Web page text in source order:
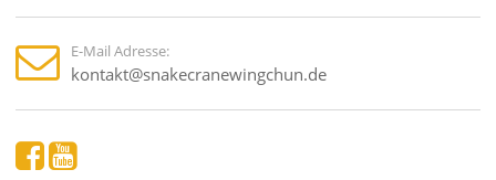
E-Mail Adresse:
kontakt@snakecranewingchun.de